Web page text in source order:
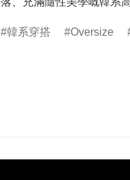
韓系穿搭 Oversize